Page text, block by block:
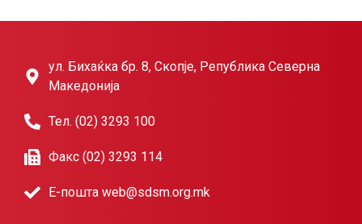
ул. Бихаќка бр. 8, Скопје, Република Северна
Македонија
Тел. (02) 3293 100
Факс (02) 3293 114
Е-пошта web@sdsm.org.mk